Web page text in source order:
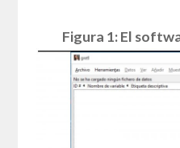
Figura 1: El